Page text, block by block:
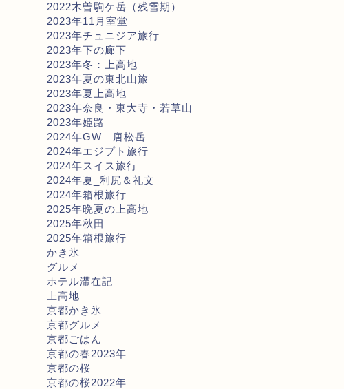
2022木曽駒ケ岳（残雪期）
2023年11月室堂
2023年チュニジア旅行
2023年下の廊下
2023年冬：上高地
2023年夏の東北山旅
2023年夏上高地
2023年奈良・東大寺・若草山
2023年姫路
2024年GW 唐松岳
2024年エジプト旅行
2024年スイス旅行
2024年夏_利尻＆礼文
2024年箱根旅行
2025年晩夏の上高地
2025年秋田
2025年箱根旅行
かき氷
グルメ
ホテル滞在記
上高地
京都かき氷
京都グルメ
京都ごはん
京都の春2023年
京都の桜
京都の桜2022年